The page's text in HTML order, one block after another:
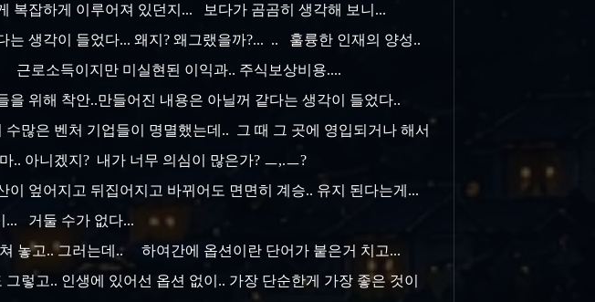
잡하게 이루어져 있던지... 보다가 곰곰히 생각해 보니...
생각이 들었다... 왜지? 왜그랬을까?... .. 훌륭한 인재의 양성..
로소득이지만 미실현된 이익과.. 주식보상비용....
위해 착안..만들어진 내용은 아닐꺼 같다는 생각이 들었다..
많은 벤처 기업들이 명멸했는데.. 그 때 그 곳에 영입되거나 해서
아니겠지? 내가 너무 의심이 많은가? ㅡ,.ㅡ?
엎어지고 뒤집어지고 바뀌어도 면면히 계승.. 유지 된다는게...
... 거둘 수가 없다...
놓고.. 그러는데.. 하여간에 옵션이란 단어가 붙은거 치고...
렇고.. 인생에 있어선 옵션 없이.. 가장 단순한게 가장 좋은 것이